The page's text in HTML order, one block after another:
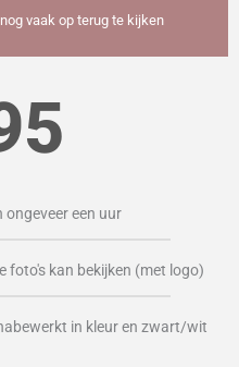
vaak op terug te kijken
een uur
foto's kan bekijken (met logo)
in kleur en zwart/wit